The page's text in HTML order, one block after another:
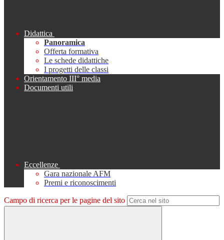
Didattica
Panoramica
Offerta formativa
Le schede didattiche
I progetti delle classi
Orientamento III° media
Documenti utili
Eccellenze
Gara nazionale AFM
Premi e riconoscimenti
Campo di ricerca per le pagine del sito